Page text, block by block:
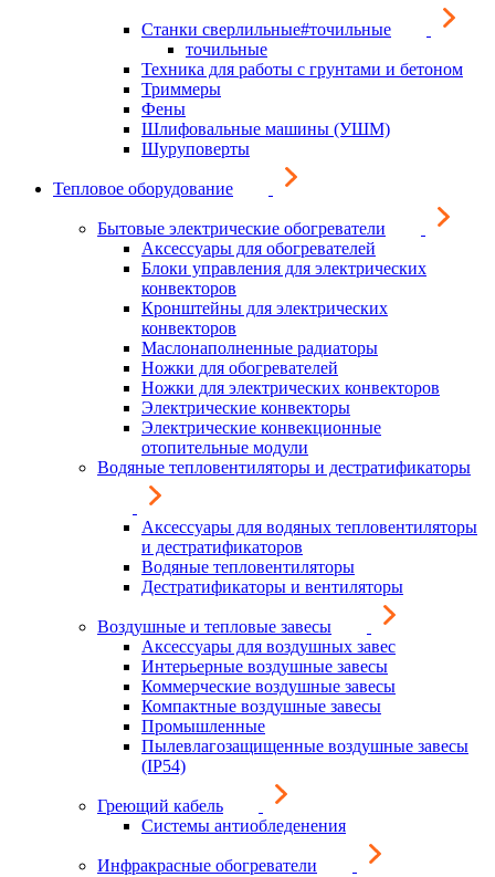
Станки сверлильные#точильные
точильные
Техника для работы с грунтами и бетоном
Триммеры
Фены
Шлифовальные машины (УШМ)
Шуруповерты
Тепловое оборудование
Бытовые электрические обогреватели
Аксессуары для обогревателей
Блоки управления для электрических
конвекторов
Кронштейны для электрических
конвекторов
Маслонаполненные радиаторы
Ножки для обогревателей
Ножки для электрических конвекторов
Электрические конвекторы
Электрические конвекционные
отопительные модули
Водяные тепловентиляторы и дестратификаторы
Аксессуары для водяных тепловентиляторы
и дестратификаторов
Водяные тепловентиляторы
Дестратификаторы и вентиляторы
Воздушные и тепловые завесы
Аксессуары для воздушных завес
Интерьерные воздушные завесы
Коммерческие воздушные завесы
Компактные воздушные завесы
Промышленные
Пылевлагозащищенные воздушные завесы
(IP54)
Греющий кабель
Системы антиобледенения
Инфракрасные обогреватели